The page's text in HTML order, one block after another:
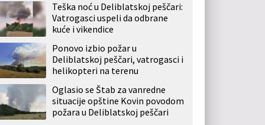
Teška noć u Deliblatskoj peščari:
Vatrogasci uspeli da odbrane
kuće i vikendice
Ponovo izbio požar u
Deliblatskoj peščari, vatrogasci i
helikopteri na terenu
Oglasio se Štab za vanredne
situacije opštine Kovin povodom
požara u Deliblatskoj peščari